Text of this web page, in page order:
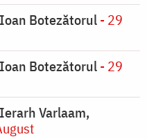
Botezătorul- 29
Botezătorul- 29
Varlaam,